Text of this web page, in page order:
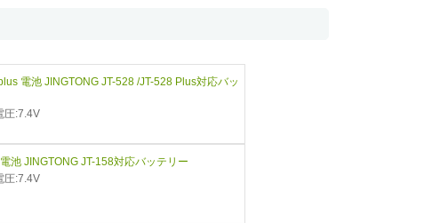
電池 JINGTONG JT-528 /JT-528 Plus対応バッ
圧:7.4V
池 JINGTONG JT-158対応バッテリー
圧:7.4V